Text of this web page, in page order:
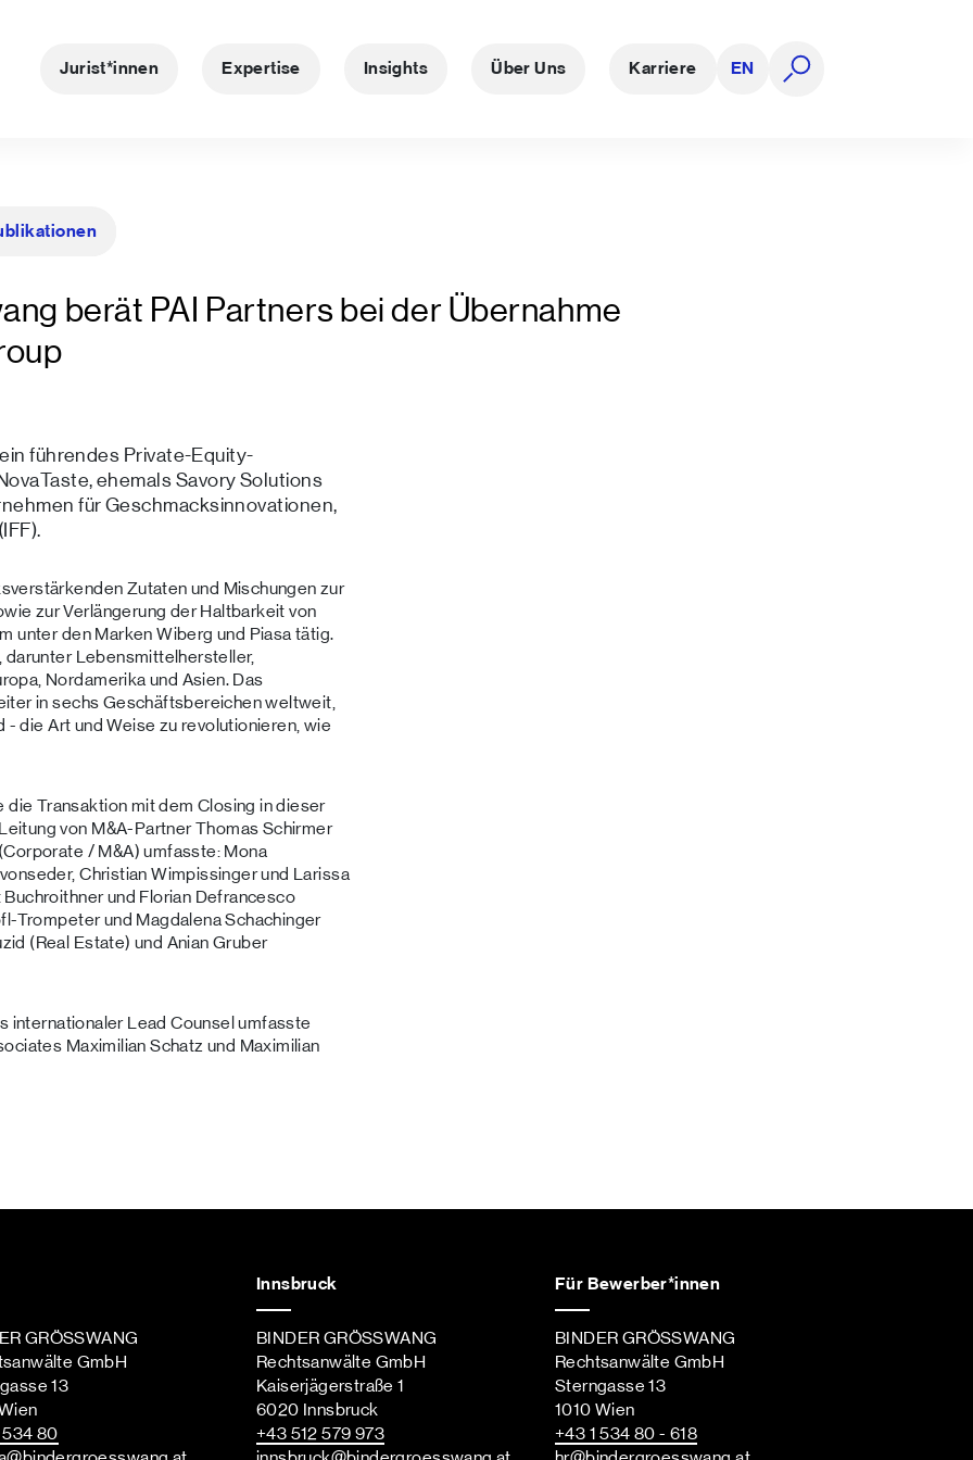
Jurist*innen Expertise Insights Über Uns Karriere EN
berät PAI Partners bei der Übernahme
führendes Private-Equity-
ehemals Savory Solutions
für Geschmacksinnovationen,
Zutaten und Mischungen zur
zur Verlängerung der Haltbarkeit von
unter den Marken Wiberg und Piasa tätig.
darunter Lebensmittelhersteller,
Nordamerika und Asien. Das
in sechs Geschäftsbereichen weltweit,
die Art und Weise zu revolutionieren, wie
Transaktion mit dem Closing in dieser
von M&A-Partner Thomas Schirmer
/ M&A) umfasste: Mona
Christian Wimpissinger und Larissa
und Florian Defrancesco
Trompeter und Magdalena Schachinger
(Real Estate) und Anian Gruber
internationaler Lead Counsel umfasste
Maximilian Schatz und Maximilian
GRÖSSWANG
GmbH
13
534 80
Innsbruck
BINDER GRÖSSWANG
Rechtsanwälte GmbH
Kaiserjägerstraße 1
6020 Innsbruck
+43 512 579 973
Für Bewerber*innen
BINDER GRÖSSWANG
Rechtsanwälte GmbH
Sterngasse 13
1010 Wien
+43 1 534 80 - 618